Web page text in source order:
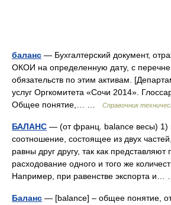
баланс — Бухгалтерский документ,
ОКОИ на определенную дату, с
обязательств по этим активам.
услуг Оргкомитета «Сочи 2014».
Общее понятие,… …
Справочник
БАЛАНС — (от франц. balance весы) 1)
соотношение, состоящее из двух
равны друг другу, так как представляют
расходование одного и того же
Например, при равенстве экспорта
Баланс — [balance] – общее понятие,